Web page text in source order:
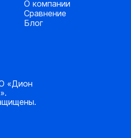
О компании
Сравнение
Блог
«Дион